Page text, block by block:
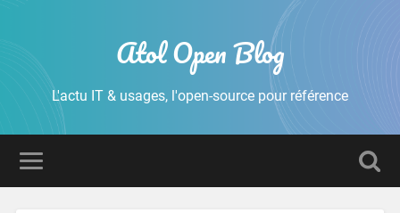
Atol Open Blog
L'actu IT & usages, l'open-source pour référence